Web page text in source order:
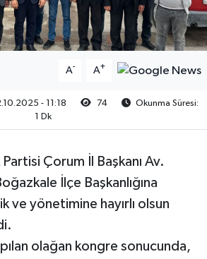
A- A+
- 11:18 74
Okunma Süresi:
1 Dk
Çorum İl Başkanı Av.
İlçe Başkanlığına
ve yönetimine hayırlı olsun
olağan kongre sonucunda,